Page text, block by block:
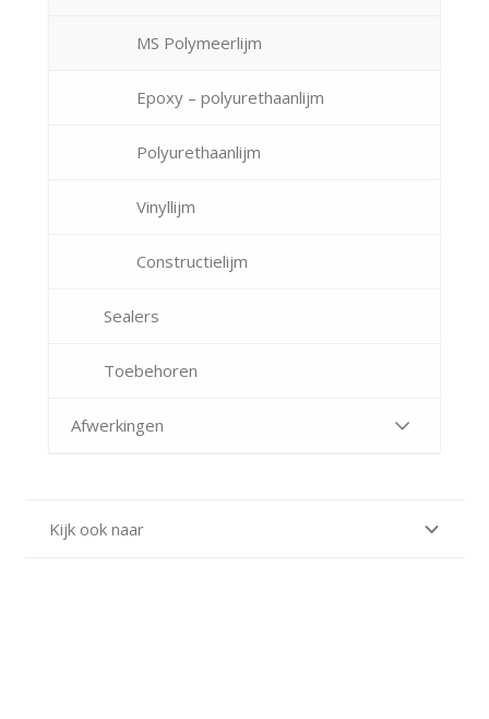
MS Polymeerlijm
Epoxy – polyurethaanlijm
Polyurethaanlijm
Vinyllijm
Constructielijm
Sealers
Toebehoren
Afwerkingen
Kijk ook naar